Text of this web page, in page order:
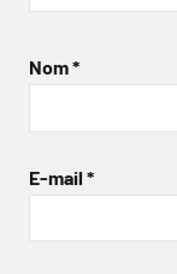
Nom*
E-mail *